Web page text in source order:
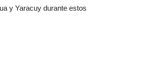
y Yaracuy durante estos